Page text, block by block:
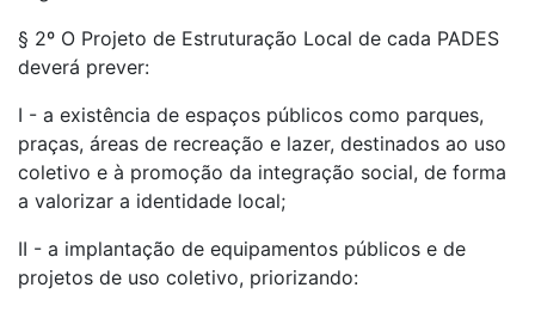
§ 2º O Projeto de Estruturação Local de cada PADES
deverá prever:
I - a existência de espaços públicos como parques,
praças, áreas de recreação e lazer, destinados ao uso
coletivo e à promoção da integração social, de forma
a valorizar a identidade local;
II - a implantação de equipamentos públicos e de
projetos de uso coletivo, priorizando: